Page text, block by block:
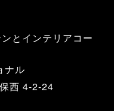
とインテリアコー
ナル
西 4-2-24